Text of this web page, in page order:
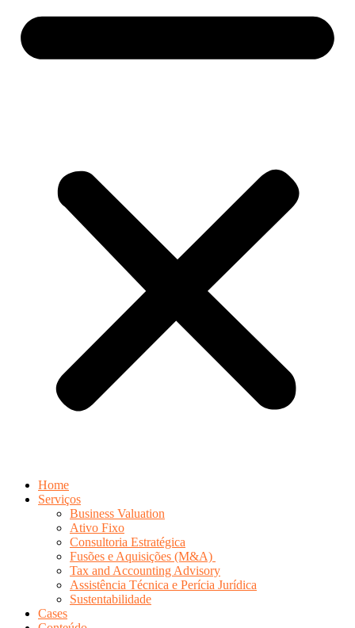
Home
Serviços
Business Valuation
Ativo Fixo
Consultoria Estratégica
Fusões e Aquisições (M&A)
Tax and Accounting Advisory
Assistência Técnica e Perícia Jurídica
Sustentabilidade
Cases